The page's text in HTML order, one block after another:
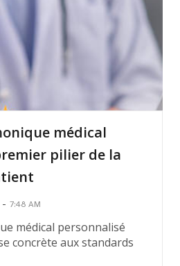
médical
pilier de la
- 7:48 AM
médical personnalisé
concrète aux standards